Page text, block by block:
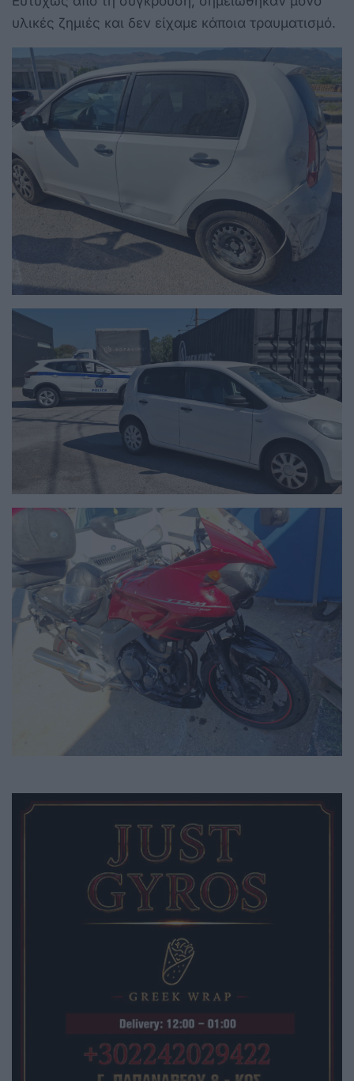
υλικές ζημιές και δεν είχαμε κάποια τραυματισμό.